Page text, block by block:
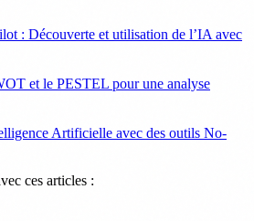
: Découverte et utilisation de l’IA avec
et le PESTEL pour une analyse
Artificielle avec des outils No-
ces articles :